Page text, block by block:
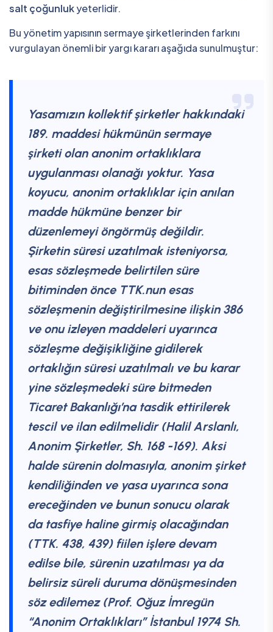
salt çoğunlukyeterlidir.
Bu yönetim yapısının sermaye şirketlerinden farkını
vurgulayan önemli bir yargı kararı aşağıda sunulmuştur:
Yasamızın kollektif şirketler hakkındaki
189. maddesi hükmünün sermaye
şirketi olan anonim ortaklıklara
uygulanması olanağı yoktur. Yasa
koyucu, anonim ortaklıklar için anılan
madde hükmüne benzer bir
düzenlemeyi öngörmüş değildir.
Şirketin süresi uzatılmak isteniyorsa,
esas sözleşmede belirtilen süre
bitiminden önce TTK.nun esas
sözleşmenin değiştirilmesine ilişkin 386
ve onu izleyen maddeleri uyarınca
sözleşme değişikliğine gidilerek
ortaklığın süresi uzatılmalı ve bu karar
yine sözleşmedeki süre bitmeden
Ticaret Bakanlığı’na tasdik ettirilerek
tescil ve ilan edilmelidir (Halil Arslanlı,
Anonim Şirketler, Sh. 168 -169). Aksi
halde sürenin dolmasıyla, anonim şirket
kendiliğinden ve yasa uyarınca sona
ereceğinden ve bunun sonucu olarak
da tasfiye haline girmiş olacağından
(TTK. 438, 439) fiilen işlere devam
edilse bile, sürenin uzatılması ya da
belirsiz süreli duruma dönüşmesinden
söz edilemez (Prof. Oğuz İmregün
“Anonim Ortaklıkları” İstanbul 1974 Sh.